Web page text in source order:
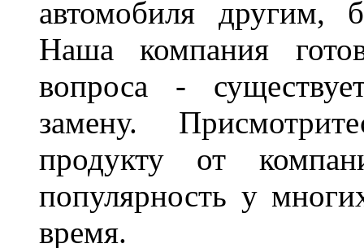
автомобиля другим,
Наша компания
вопроса -
замену.
продукту от
популярность у
время.